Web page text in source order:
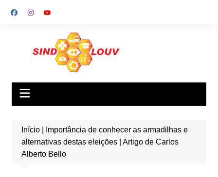
para
Início|
Importância de conhecer as armadilhas e
alternativas destas eleições | Artigo de Carlos
Alberto Bello